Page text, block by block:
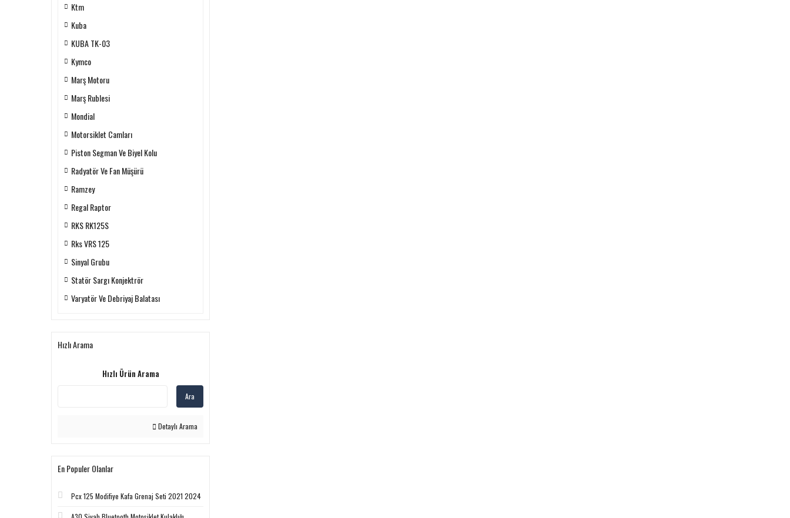
Ktm
Kuba
KUBA TK-03
Kymco
Marş Motoru
Marş Rublesi
Mondial
Motorsiklet Camları
Piston Segman Ve Biyel Kolu
Radyatör Ve Fan Müşürü
Ramzey
Regal Raptor
RKS RK125S
Rks VRS 125
Sinyal Grubu
Statör Sargı Konjektrör
Varyatör Ve Debriyaj Balatası
Hızlı Arama
Hızlı Ürün Arama
Ara
Detaylı Arama
En Populer Olanlar
Pcx 125 Modifiye Kafa Grenaj Seti 2021 2024